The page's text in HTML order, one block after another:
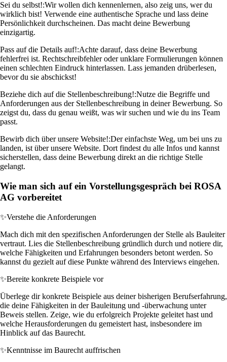
Sei du selbst!:Wir wollen dich kennenlernen, also zeig uns, wer du
wirklich bist! Verwende eine authentische Sprache und lass deine
Persönlichkeit durchscheinen. Das macht deine Bewerbung
einzigartig.
Pass auf die Details auf!:Achte darauf, dass deine Bewerbung
fehlerfrei ist. Rechtschreibfehler oder unklare Formulierungen können
einen schlechten Eindruck hinterlassen. Lass jemanden drüberlesen,
bevor du sie abschickst!
Beziehe dich auf die Stellenbeschreibung!:Nutze die Begriffe und
Anforderungen aus der Stellenbeschreibung in deiner Bewerbung. So
zeigst du, dass du genau weißt, was wir suchen und wie du ins Team
passt.
Bewirb dich über unsere Website!:Der einfachste Weg, um bei uns zu
landen, ist über unsere Website. Dort findest du alle Infos und kannst
sicherstellen, dass deine Bewerbung direkt an die richtige Stelle
gelangt.
Wie man sich auf ein Vorstellungsgespräch bei ROSA
AG vorbereitet
✨Verstehe die Anforderungen
Mach dich mit den spezifischen Anforderungen der Stelle als Bauleiter
vertraut. Lies die Stellenbeschreibung gründlich durch und notiere dir,
welche Fähigkeiten und Erfahrungen besonders betont werden. So
kannst du gezielt auf diese Punkte während des Interviews eingehen.
✨Bereite konkrete Beispiele vor
Überlege dir konkrete Beispiele aus deiner bisherigen Berufserfahrung,
die deine Fähigkeiten in der Bauleitung und -überwachung unter
Beweis stellen. Zeige, wie du erfolgreich Projekte geleitet hast und
welche Herausforderungen du gemeistert hast, insbesondere im
Hinblick auf das Baurecht.
✨Kenntnisse im Baurecht auffrischen